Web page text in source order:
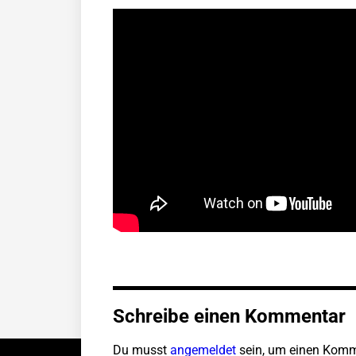
Schreibe einen Kommentar
Du musst angemeldet sein, um einen